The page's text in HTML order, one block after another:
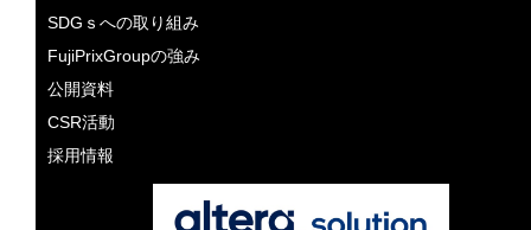
SDGｓへの取り組み
FujiPrixGroupの強み
公開資料
CSR活動
採用情報